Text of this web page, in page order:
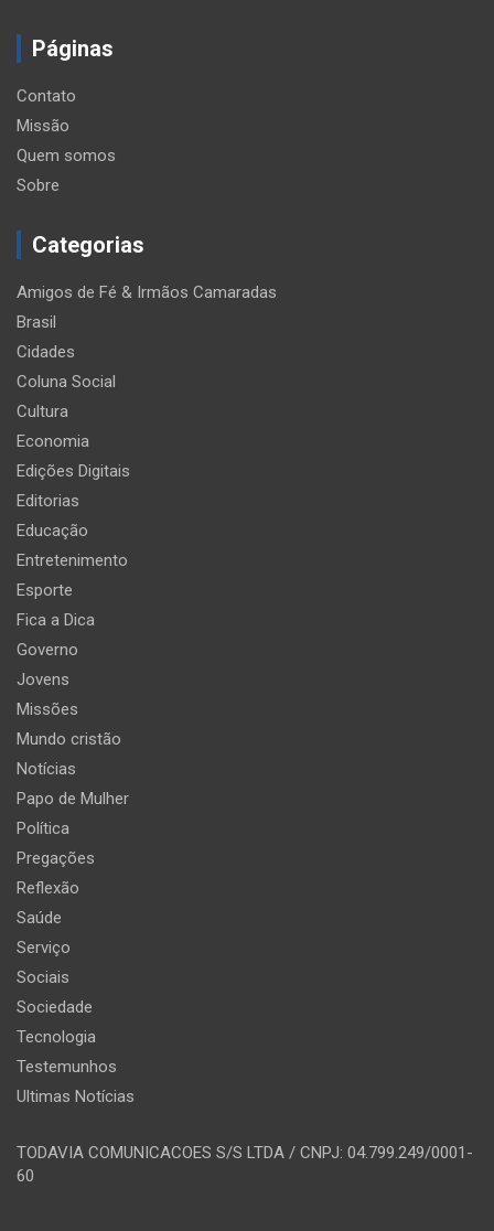
Páginas
Contato
Missão
Quem somos
Sobre
Categorias
Amigos de Fé & Irmãos Camaradas
Brasil
Cidades
Coluna Social
Cultura
Economia
Edições Digitais
Editorias
Educação
Entretenimento
Esporte
Fica a Dica
Governo
Jovens
Missões
Mundo cristão
Notícias
Papo de Mulher
Política
Pregações
Reflexão
Saúde
Serviço
Sociais
Sociedade
Tecnologia
Testemunhos
Ultimas Notícias
TODAVIA COMUNICACOES S/S LTDA / CNPJ: 04.799.249/0001-
60